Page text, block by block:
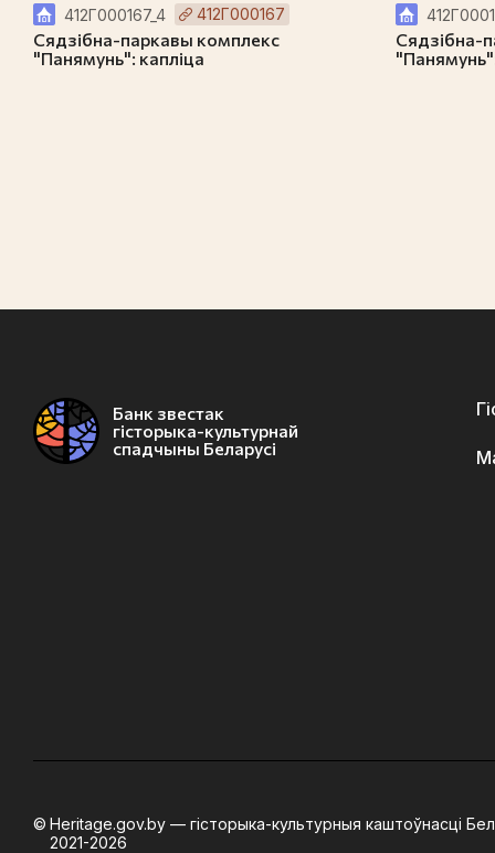
412Г000167_4 412Г000167
Сядзібна-паркавы комплекс
"Панямунь": капліца
Сядзібна-
Банк звестак
гісторыка-культурнай
спадчыны Беларусі
Heritage.gov.by — гісторыка-культурныя каштоўнасці
2021-2026